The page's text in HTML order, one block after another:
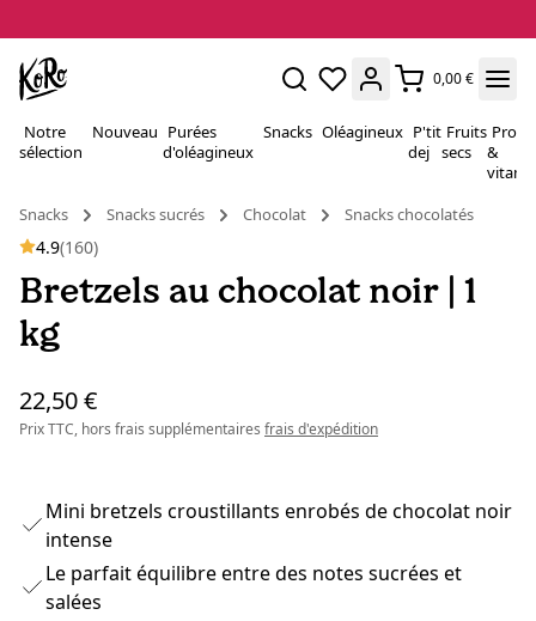
0,00 €
Notre
sélection
Nouveau Purées
d'oléagineux
Snacks Oléagineux P'tit
dej
Fruits
secs
&
Snacks
Snacks sucrés Chocolat Snacks chocolatés
4.9(160)
Bretzels au chocolat noir | 1
kg
22,50 €
Prix TTC, hors frais supplémentaires frais d'expédition
Mini bretzels croustillants enrobés de chocolat noir
intense
Le parfait équilibre entre des notes sucrées et
salées